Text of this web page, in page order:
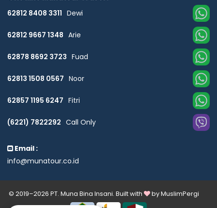
62812 8408 3311 Dewi
62812 9667 1348 Arie
62878 8692 3723 Fuad
62813 1508 0567 Noor
62857 1195 6247 Fitri
(6221) 7822292 Call Only
Email :
info@munatour.co.id
© 2019–2026 PT. Muna Bina Insani. Built with byMuslimPergi